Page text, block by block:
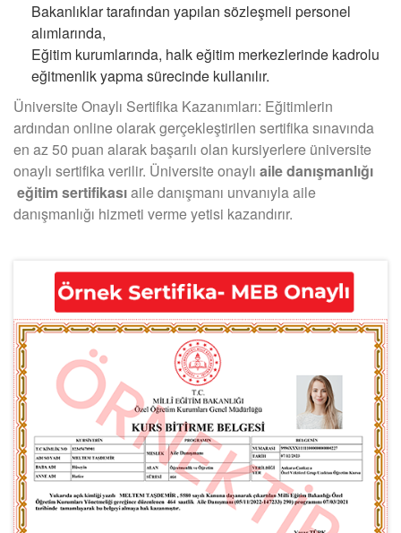
Bakanlıklar tarafından yapılan sözleşmeli personel
alımlarında,
Eğitim kurumlarında, halk eğitim merkezlerinde kadrolu
eğitmenlik yapma sürecinde kullanılır.
Üniversite Onaylı Sertifika Kazanımları: Eğitimlerin
ardından online olarak gerçekleştirilen sertifika sınavında
en az 50 puan alarak başarılı olan kursiyerlere üniversite
onaylı sertifika verilir. Üniversite onaylı aile danışmanlığı
eğitim sertifikasıaile danışmanı unvanıyla aile
danışmanlığı hizmeti verme yetisi kazandırır.